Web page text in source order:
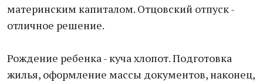
материнским капиталом. Отцовский отпуск -
отличное решение.
Рождение ребенка - куча хлопот. Подготовка
жилья, оформление массы документов, наконец,